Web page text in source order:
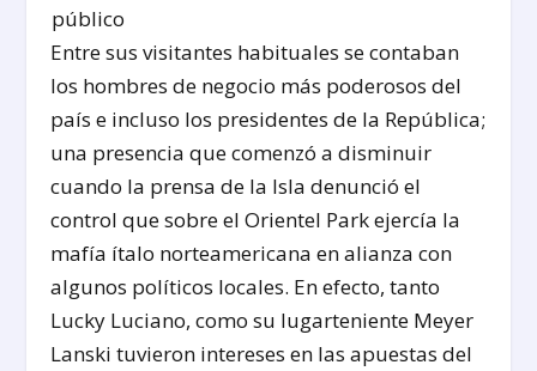
público
Entre sus visitantes habituales se contaban
los hombres de negocio más poderosos del
país e incluso los presidentes de la República;
una presencia que comenzó a disminuir
cuando la prensa de la Isla denunció el
control que sobre el Orientel Park ejercía la
mafía ítalo norteamericana en alianza con
algunos políticos locales. En efecto, tanto
Lucky Luciano, como su lugarteniente Meyer
Lanski tuvieron intereses en las apuestas del